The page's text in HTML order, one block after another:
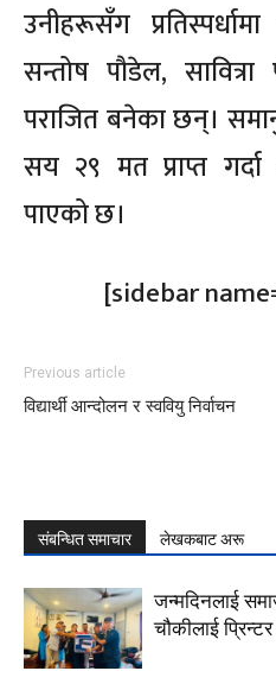
उनीहरूसँग
सन्तोष पौडेल,
पराजित बनेका छन्।
सय २९ मत प्राप्त
पाएको छ।
[sidebar
Previous article
विद्यार्थी आन्दोलन र स्ववियु निर्वाचन
संबन्धित समाचार लेखकबाट अरू
जन्मदिनलाई
चौकीलाई